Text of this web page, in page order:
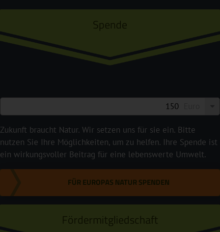
Spende
Zukunft braucht Natur. Wir setzen uns für sie ein. Bitte
nutzen Sie Ihre Möglichkeiten, um zu helfen. Ihre Spende ist
ein wirkungsvoller Beitrag für eine lebenswerte Umwelt.
FÜR EUROPAS NATUR SPENDEN
Fördermitgliedschaft